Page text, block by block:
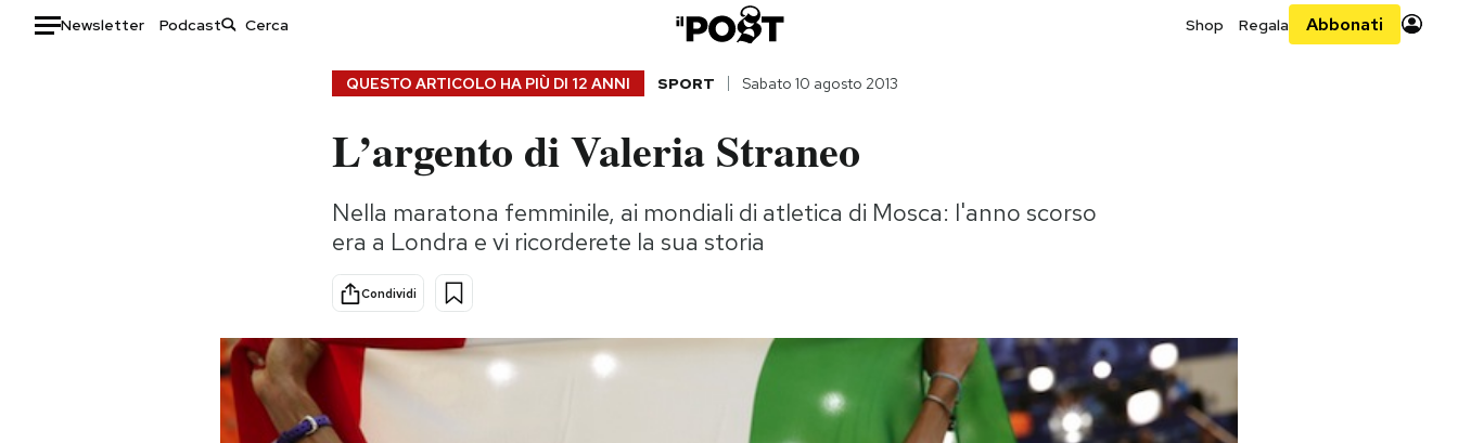
Newsletter Podcast Shop Regala Abbonati
Consumismi
Storie/Idee
Ok Boomer!
Media
Europa
Altrecose
Mondiali calcio 2026
QUESTO ARTICOLO HA PIÙ DI 12 ANNI SPORT Sabato 10 agosto 2013
L’argento di Valeria Straneo
Nella maratona femminile, ai mondiali di atletica di Mosca: l'anno scorso
era a Londra e vi ricorderete la sua storia
Condividi